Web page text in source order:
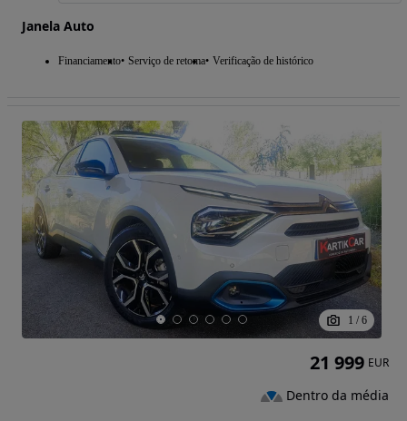
Janela Auto
Financiamento Serviço de retoma Verificação de histórico
1 / 6
21 999 EUR
Dentro da média